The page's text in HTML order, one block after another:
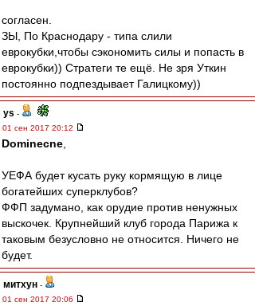
согласен.
ЗЫ, По Краснодару - типа слили
еврокубки,чтобы сэкономить силы и попасть в
еврокубки)) Стратеги те ещё. Не зря Уткин
постоянно подпездывает Галицкому))
ys -
01 сен 2017 20:12
Dominecne
УЕФА будет кусать руку кормящую в лице
богатейших суперклубов?
ФФП задумано, как орудие против ненужных
выскочек. Крупнейший клуб города Парижа к
таковым безусловно не относится. Ничего не
будет.
митхун -
01 сен 2017 20:06